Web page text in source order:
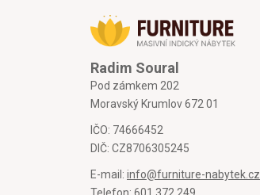
Radim Soural
Pod zámkem 202
Moravský Krumlov 672 01
IČO: 74666452
DIČ: CZ8706305245
E-mail: info@furniture-nabytek.cz
Telefon: 601 372 249